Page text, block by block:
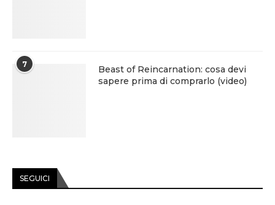
7
Beast of Reincarnation: cosa devi
sapere prima di comprarlo (video)
SEGUICI